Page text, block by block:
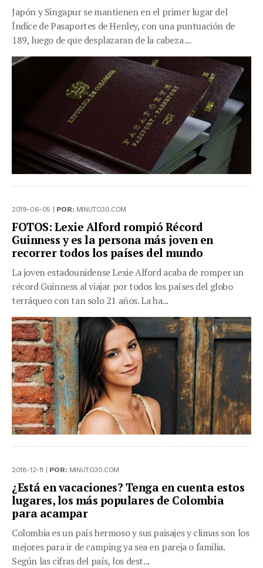
Japón y Singapur se mantienen en el primer lugar del
Índice de Pasaportes de Henley, con una puntuación de
189, luego de que desplazaran de la cabeza ...
2019-06-05 | POR: MINUTO30.COM
FOTOS: Lexie Alford rompió Récord
Guinness y es la persona más joven en
recorrer todos los países del mundo
La joven estadounidense Lexie Alford acaba de romper un
récord Guinness al viajar por todos los países del globo
terráqueo con tan solo 21 años. La ha...
2018-12-11 | POR: MINUTO30.COM
¿Está en vacaciones? Tenga en cuenta estos
lugares, los más populares de Colombia
para acampar
Colombia es un país hermoso y sus paisajes y climas son los
mejores para ir de camping ya sea en pareja o familia.
Según las cifras del país, los dest...